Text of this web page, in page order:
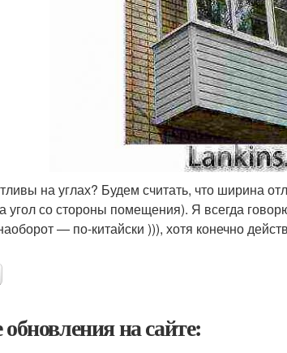
на углах? Будем считать, что ширина
угол со стороны помещения). Я всегда
— по-китайски ))), хотя конечно
на сайте: